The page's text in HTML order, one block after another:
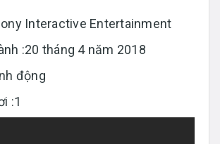
Interactive Entertainment
:20 tháng 4 năm 2018
động
:1